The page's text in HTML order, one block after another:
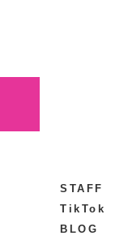
STAFF
TikTok
BLOG